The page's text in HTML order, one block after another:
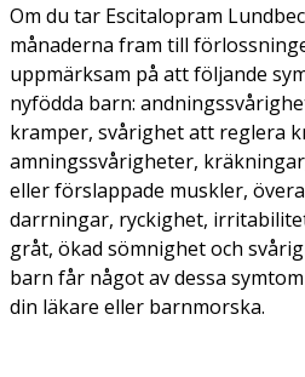
Om du tar Escitalopram
månaderna fram till
uppmärksam på att följande
nyfödda barn:
kramper, svårighet att reglera
amningssvårigheter,
eller förslappade muskler,
darrningar, ryckighet,
gråt, ökad sömnighet och
barn får något av dessa
din läkare eller barnmorska.